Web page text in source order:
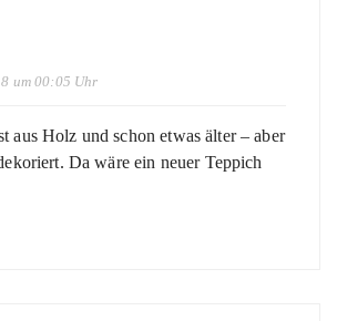
um 00:05 Uhr
aus Holz und schon etwas älter – aber
Da wäre ein neuer Teppich